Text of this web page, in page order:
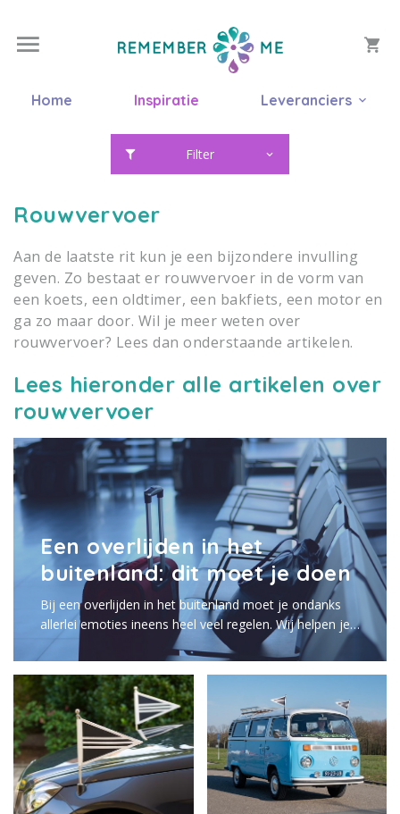
Home Inspiratie Leveranciers
Filter
Rouwvervoer
Aan de laatste rit kun je een bijzondere invulling
geven. Zo bestaat er rouwvervoer in de vorm van
een koets, een oldtimer, een bakfiets, een motor en
ga zo maar door. Wil je meer weten over
rouwvervoer? Lees dan onderstaande artikelen.
Lees hieronder alle artikelen over
rouwvervoer
Een overlijden in het
buitenland: dit moet je doen
Bij een overlijden in het buitenland moet je ondanks
allerlei emoties ineens heel veel regelen. Wij helpen je
op weg en leggen in een aantal simpele stappen uit
waar je allemaal op moet letten, wat je moet doen en
waar je terecht kunt voor hulp.